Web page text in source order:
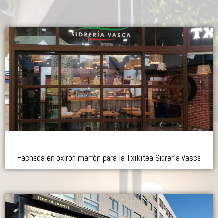
Fachada en oxiron marrón para la Txikitea Sidrería Vasca